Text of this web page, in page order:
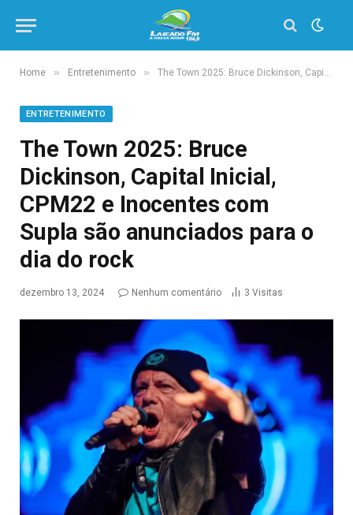
Home » Entretenimento » The Town 2025: Bruce Dickinson, Capital Inicial, CPM22 e Inocentes com Supla são anunciados para o dia do rock
ENTRETENIMENTO
The Town 2025: Bruce
Dickinson, Capital Inicial,
CPM22 e Inocentes com
Supla são anunciados para o
dia do rock
dezembro 13, 2024 Nenhum comentário 3 Visitas